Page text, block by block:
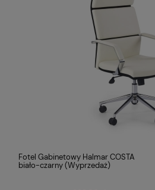
Fotel Gabinetowy Halmar COSTA
biało-czarny (Wyprzedaż)